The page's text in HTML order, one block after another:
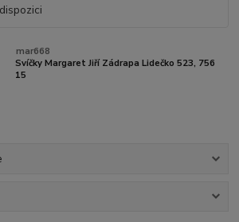
mar668
Svíčky Margaret Jiří Zádrapa Lidečko 523, 756
15